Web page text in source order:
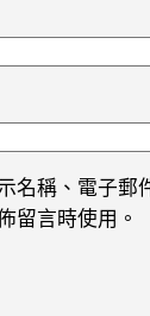
名稱、電子郵
留言時使用。